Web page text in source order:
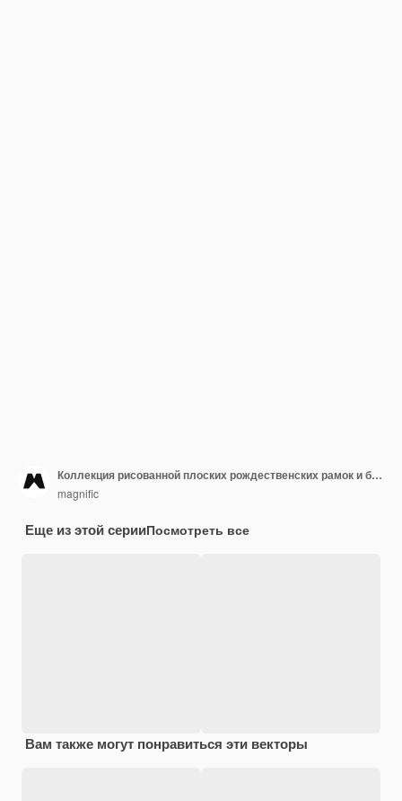
Коллекция рисованной плоских рождественских рамок и бордюров
magnific
Еще из этой серииПосмотреть все
Вам также могут понравиться эти векторы